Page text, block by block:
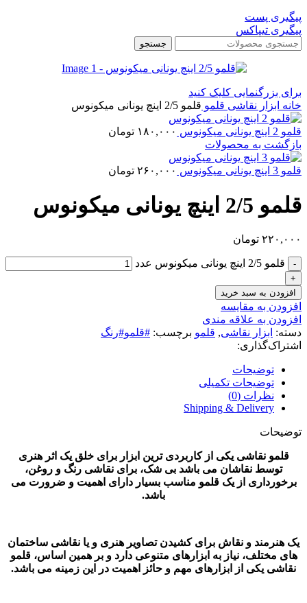
پیگیری پست
پیگیری تیپاکس
جستجو
برای بزرگنمایی کلیک کنید
خانه ابزار نقاشی قلمو قلمو 2/5 اینچ یونانی میکونوس
قلمو 2 اینچ یونانی میکونوس ۱۸۰,۰۰۰ تومان
بازگشت به محصولات
قلمو 3 اینچ یونانی میکونوس ۲۶۰,۰۰۰ تومان
قلمو 2/5 اینچ یونانی میکونوس
۲۲۰,۰۰۰ تومان
قلمو 2/5 اینچ یونانی میکونوس عدد
افزودن به سبد خرید
افزودن به مقایسه
افزودن به علاقه مندی
دسته: ابزار نقاشی, قلمو برچسب: #قلمو#رنگ
اشتراک‌گذاری:
توضیحات
توضیحات تکمیلی
نظرات (0)
Shipping & Delivery
توضیحات
قلمو نقاشی یکی از کاربردی ترین ابزار برای خلق یک اثر هنری
توسط نقاشان می باشد بی شک، برای نقاشی رنگ و روغن،
برخورداری از یک قلمو مناسب بسیار دارای اهمیت و ضرورت می
باشد.
یک هنرمند و نقاش برای کشیدن تصاویر هنری و یا نقاشی ساختمان
های مختلف، نیاز به ابزارهای متنوعی دارد و بر همین اساس، قلمو
نقاشی یکی از ابزارهای مهم و حائز اهمیت در این زمینه می باشد.